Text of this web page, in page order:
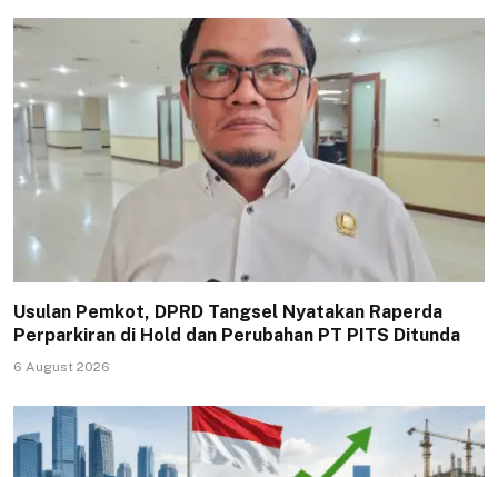
Usulan Pemkot, DPRD Tangsel Nyatakan Raperda
Perparkiran di Hold dan Perubahan PT PITS Ditunda
6 August 2026